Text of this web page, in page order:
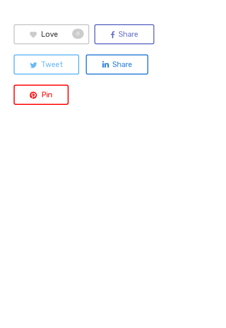
Love 0 Share
Tweet Share
Pin